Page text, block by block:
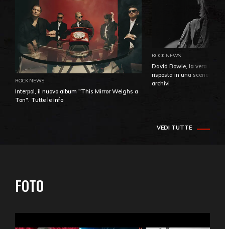
ROCK NEWS
Interpol, il nuovo album "This Mirror Weighs a
Ton". Tutte le info
ROCK NEWS
David Bowie, la vera
risposta in una
archivi
VEDI TUTTE
FOTO